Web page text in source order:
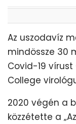
Az uszodavíz
mindössze 30
Covid-19
College
2020 végén a
közzétette a